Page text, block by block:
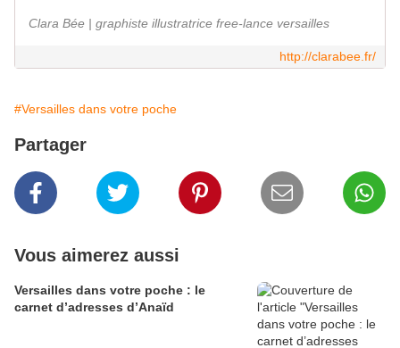
Clara Bée | graphiste illustratrice free-lance versailles
http://clarabee.fr/
#Versailles dans votre poche
Partager
Vous aimerez aussi
Versailles dans votre poche : le
carnet d’adresses d’Anaïd